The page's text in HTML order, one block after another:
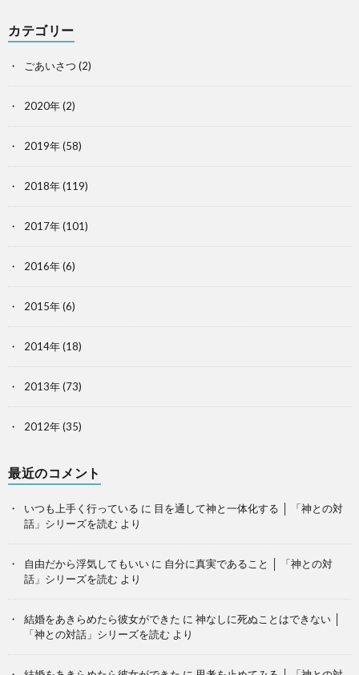
カテゴリー
ごあいさつ (2)
2020年(2)
2019年(58)
2018年(119)
2017年(101)
2016年(6)
2015年(6)
2014年(18)
2013年(73)
2012年(35)
最近のコメント
いつも上手く行っている に 目を通して神と一体化する │ 「神との対
話」シリーズを読む より
自由だから浮気してもいい に 自分に真実であること │ 「神との対
話」シリーズを読む より
結婚をあきらめたら彼女ができた に 神なしに死ぬことはできない │
「神との対話」シリーズを読む より